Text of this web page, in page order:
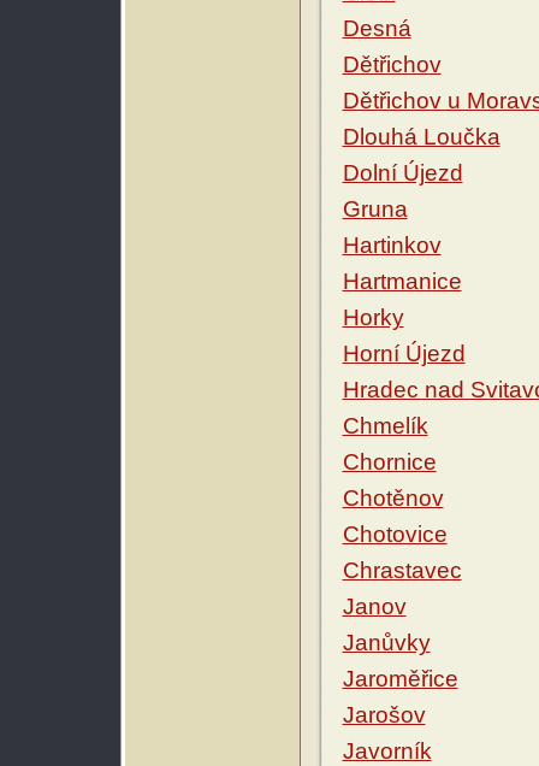
Desná
Dětřichov
Dětřichov u
Dlouhá Loučka
Dolní Újezd
Gruna
Hartinkov
Hartmanice
Horky
Horní Újezd
Hradec nad
Chmelík
Chornice
Chotěnov
Chotovice
Chrastavec
Janov
Janůvky
Jaroměřice
Jarošov
Javorník